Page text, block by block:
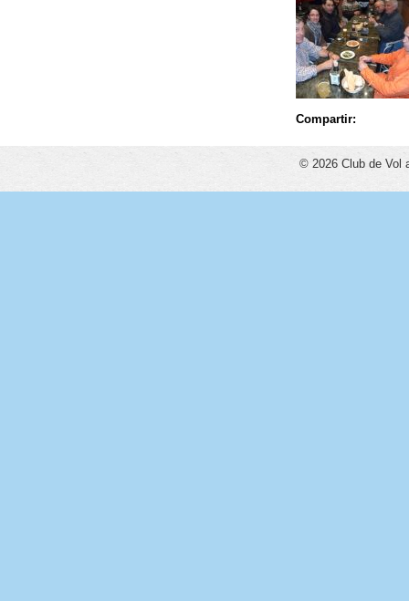
Compartir:
© 2026 Club de Vol